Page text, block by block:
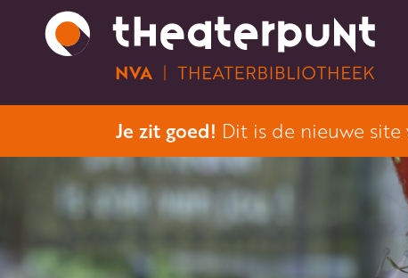
Je zit goed! Dit is de nieuwe site